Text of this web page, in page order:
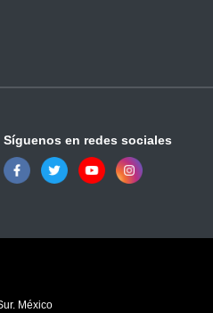
Síguenos en redes sociales
México